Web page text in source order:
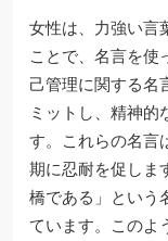
女性は、力強い言
ことで、名言を使
己管理に関する名
ミットし、精神的
す。これらの名言
期に忍耐を促しま
橋である」という
ています。このよ